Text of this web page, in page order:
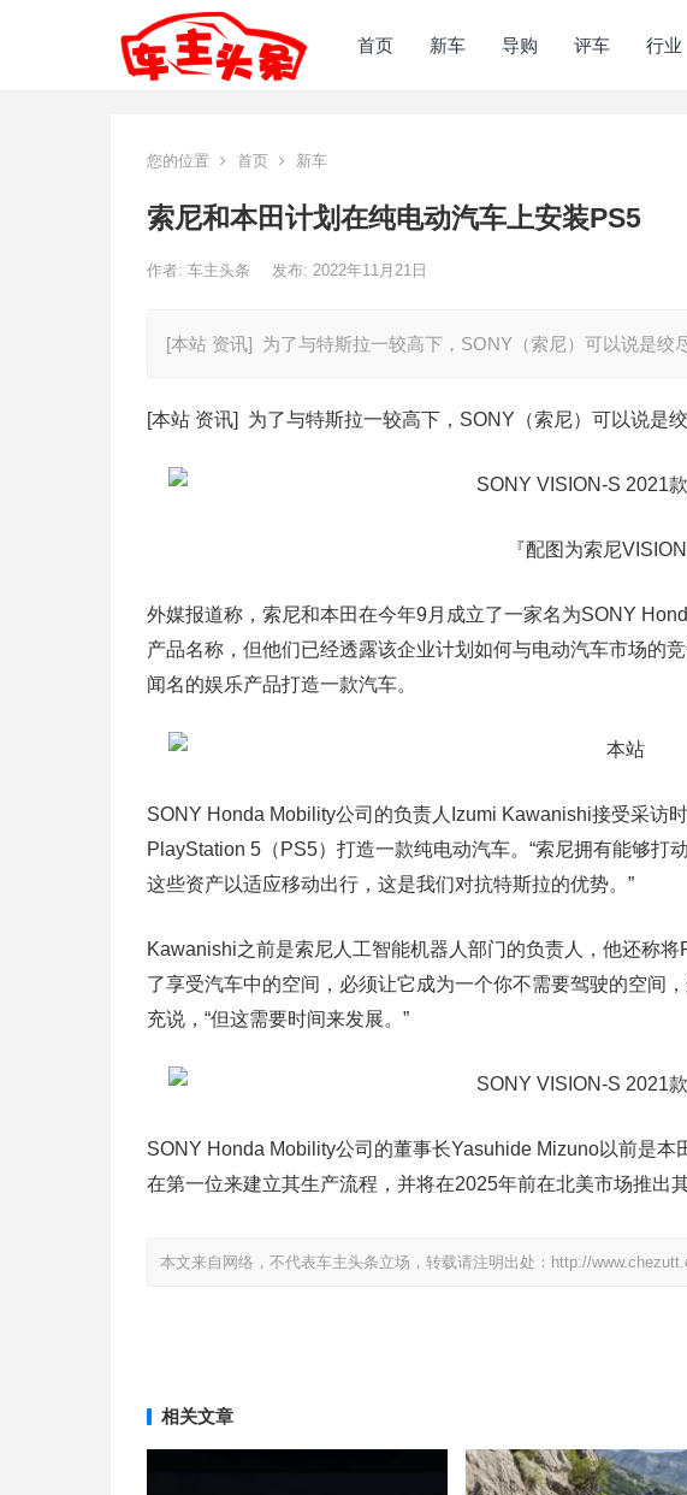
首页 新车 导购 评车 行业
您的位置 首页 新车
索尼和本田计划在纯电动汽车上安装PS5
作者: 车主头条 发布: 2022年11月21日
[本站 资讯] 为了与特斯拉一较高下，SONY（索尼）可以说是
[本站 资讯] 为了与特斯拉一较高下，SONY（索尼）可以说是
『配图为索尼
外媒报道称，索尼和本田在今年9月成立了一家名为SONY
产品名称，但他们已经透露该企业计划如何与电动汽车市场的
闻名的娱乐产品打造一款汽车。
SONY Honda Mobility公司的负责人Izumi Kawanishi接受采访
PlayStation 5（PS5）打造一款纯电动汽车。“索尼拥有能够打
这些资产以适应移动出行，这是我们对抗特斯拉的优势。”
Kawanishi之前是索尼人工智能机器人部门的负责人，他还称将
了享受汽车中的空间，必须让它成为一个你不需要驾驶的空间
充说，“但这需要时间来发展。”
SONY Honda Mobility公司的董事长Yasuhide Mizuno以前是
在第一位来建立其生产流程，并将在2025年前在北美市场推出
本文来自网络，不代表车主头条立场，转载请注明出处：http://
相关文章